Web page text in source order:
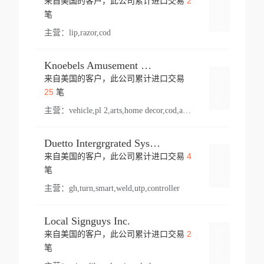
笔
主营： lip,razor,cod
Knoebels Amusement Resort
来自美国的客户，此公司累计进口交易
25笔
主营： vehicle,pl 2,arts,home decor,cod,amusement ride,sea
Duetto Intergrgrated Systems Inc.
来自美国的客户，此公司累计进口交易 4
笔
主营： gh,turn,smart,weld,utp,controller
Local Signguys Inc.
来自美国的客户，此公司累计进口交易 2
笔